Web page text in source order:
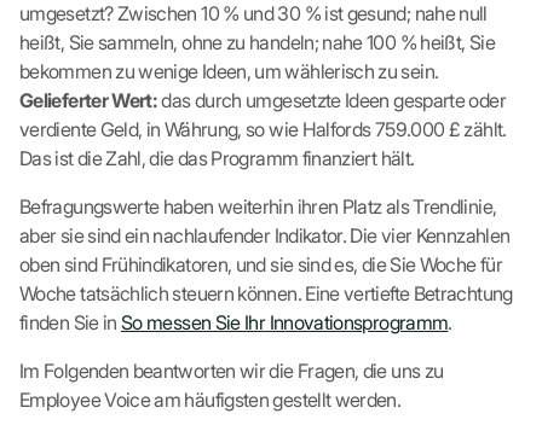
umgesetzt? Zwischen 10 % und 30 % ist gesund; nahe null
heißt, Sie sammeln, ohne zu handeln; nahe 100 % heißt, Sie
bekommen zu wenige Ideen, um wählerisch zu sein.
Gelieferter Wert:das durch umgesetzte Ideen gesparte oder
verdiente Geld, in Währung, so wie Halfords 759.000 £ zählt.
Das ist die Zahl, die das Programm finanziert hält.
Befragungswerte haben weiterhin ihren Platz als Trendlinie,
aber sie sind ein nachlaufender Indikator. Die vier Kennzahlen
oben sind Frühindikatoren, und sie sind es, die Sie Woche für
Woche tatsächlich steuern können. Eine vertiefte Betrachtung
finden Sie in So messen Sie Ihr Innovationsprogramm.
Im Folgenden beantworten wir die Fragen, die uns zu
Employee Voice am häufigsten gestellt werden.